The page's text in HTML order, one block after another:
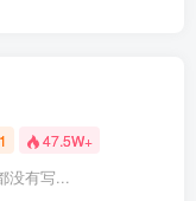
1 47.5W+
没有写...